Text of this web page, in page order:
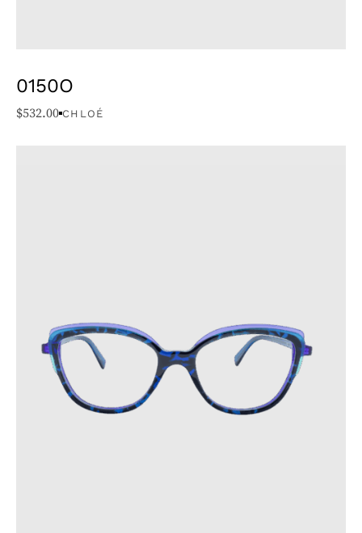
0150O
$532.00 CHLOÉ